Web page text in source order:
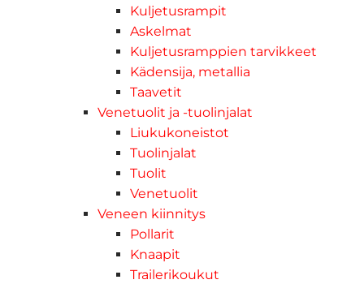
Kuljetusrampit
Askelmat
Kuljetusramppien tarvikkeet
Kädensija, metallia
Taavetit
Venetuolit ja -tuolinjalat
Liukukoneistot
Tuolinjalat
Tuolit
Venetuolit
Veneen kiinnitys
Pollarit
Knaapit
Trailerikoukut